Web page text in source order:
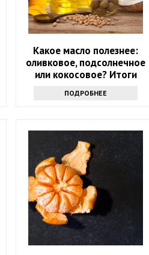
Какое масло полезнее:
оливковое, подсолнечное
или кокосовое? Итоги
ПОДРОБНЕЕ